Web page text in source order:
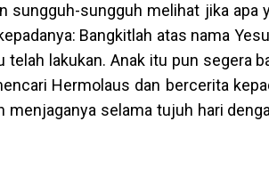
sungguh-sungguh melihat jika apa
Bangkitlah atas nama
lakukan. Anak itu pun segera
Hermolaus dan bercerita
selama tujuh hari